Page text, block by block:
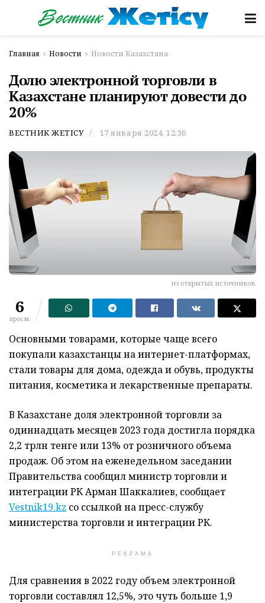
Главная Новости Новости Казахстана
Долю электронной торговли в
Казахстане планируют довести до
20%
ВЕСТНИК ЖЕТІСУ 17 января 2024, 12:36
из открытых источников.
6
просм.
Основными товарами, которые чаще всего
покупали казахстанцы на интернет-платформах,
стали товары для дома, одежда и обувь, продукты
питания, косметика и лекарственные препараты.
В Казахстане доля электронной торговли за
одиннадцать месяцев 2023 года достигла порядка
2,2 трлн тенге или 13% от розничного объема
продаж. Об этом на еженедельном заседании
Правительства сообщил министр торговли и
интеграции РК Арман Шаккалиев, сообщает
Vestnik19.kz со ссылкой на пресс-службу
министерства торговли и интеграции РК.
РЕКЛАМА
Для сравнения в 2022 году объем электронной
торговли составлял 12,5%, это чуть больше 1,9